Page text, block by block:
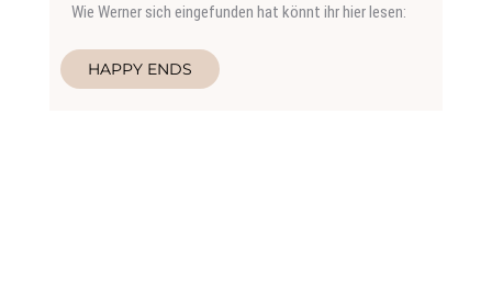
Wie Werner sich eingefunden hat könnt ihr hier lesen:
HAPPY ENDS